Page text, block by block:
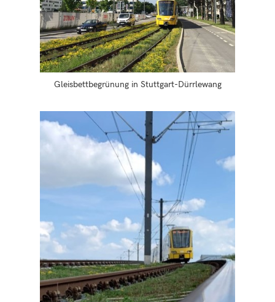
Gleisbettbegrünung in Stuttgart-Dürrlewang